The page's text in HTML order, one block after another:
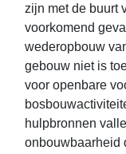
zijn met de buurt
voorkomend
wederopbouw
gebouw niet is
voor openbare
hulpbronnen
onbouwbaarheid